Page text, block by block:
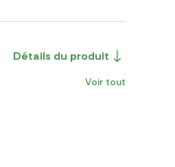
Détails du produit
Voir tout